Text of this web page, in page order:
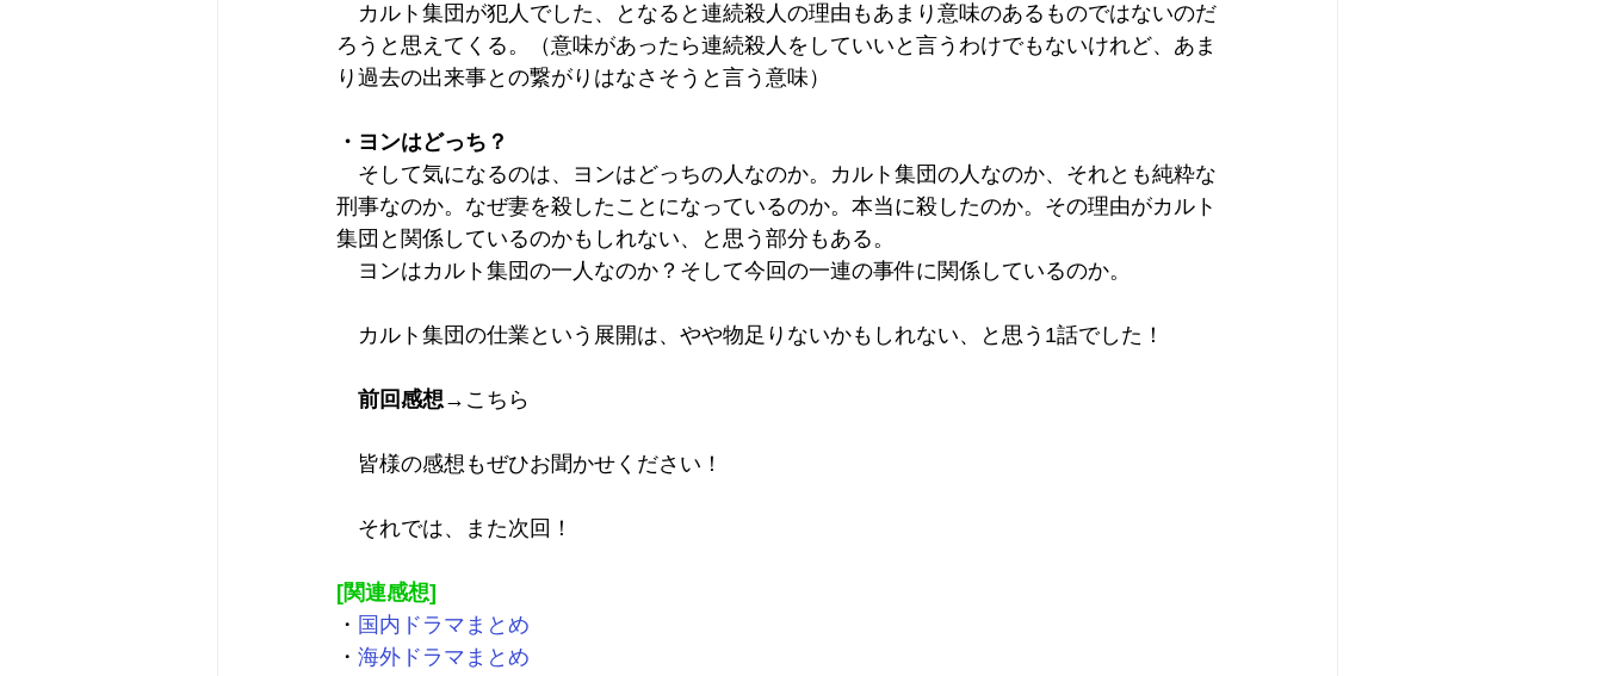
カルト集団が犯人でした、となると連続殺人の理由もあまり意味のあるものではないのだ
ろうと思えてくる。（意味があったら連続殺人をしていいと言うわけでもないけれど、あま
り過去の出来事との繋がりはなさそうと言う意味）
・ヨンはどっち？
そして気になるのは、ヨンはどっちの人なのか。カルト集団の人なのか、それとも純粋な
刑事なのか。なぜ妻を殺したことになっているのか。本当に殺したのか。その理由がカルト
集団と関係しているのかもしれない、と思う部分もある。
ヨンはカルト集団の一人なのか？そして今回の一連の事件に関係しているのか。
カルト集団の仕業という展開は、やや物足りないかもしれない、と思う1話でした！
前回感想→ こちら
皆様の感想もぜひお聞かせください！
それでは、また次回！
[関連感想]
・ 国内ドラマまとめ
・ 海外ドラマまとめ